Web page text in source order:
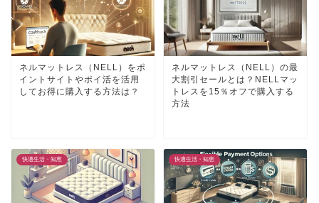
ネルマットレス（NELL）をポ
イントサイトやポイ活を活用
してお得に購入する方法は？
ネルマットレス（NELL）の最
大割引セールとは？NELLマッ
トレスを15％オフで購入する
方法
快適生活・知恵 快適生活・知恵